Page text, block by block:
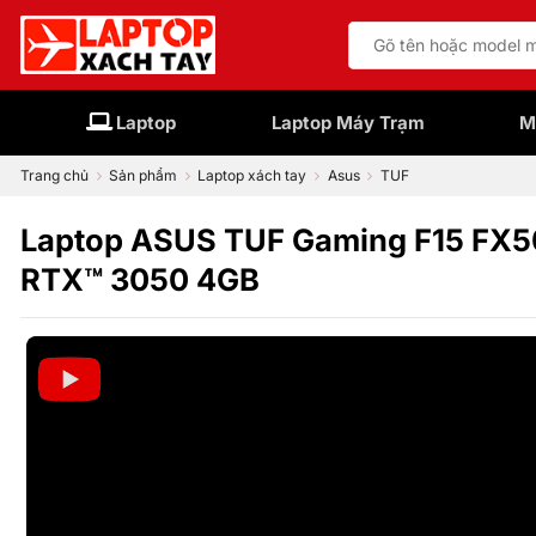
Bỏ
qua
nội
dung
Tìm
kiếm:
Laptop Laptop Máy Trạm
Trang chủ Sản phẩm Laptop xách tay Asus TUF
Laptop ASUS TUF Gaming F15
RTX™ 3050 4GB